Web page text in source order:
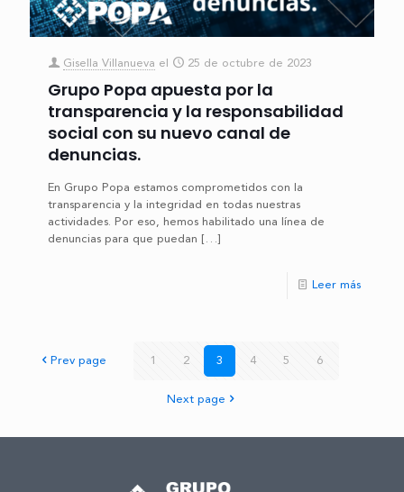
Gisella Villanueva el 25 de octubre de 2023
Grupo Popa apuesta por la
transparencia y la responsabilidad
social con su nuevo canal de
denuncias.
En Grupo Popa estamos comprometidos con la
transparencia y la integridad en todas nuestras
actividades. Por eso, hemos habilitado una línea de
denuncias para que puedan […]
Leer más
Prev page 1 2 3 4 5 6
Next page